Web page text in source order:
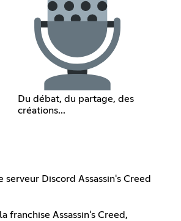
Du débat, du partage, des
créations...
serveur Discord Assassin's Creed
franchise Assassin's Creed,